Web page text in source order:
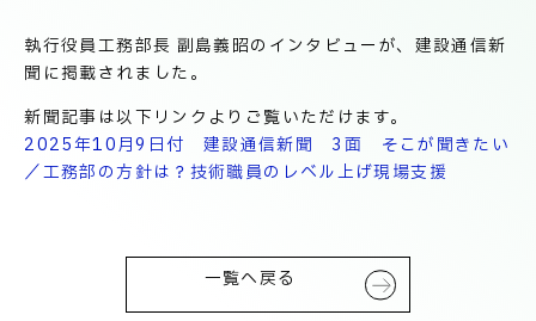
サステナビリティ
ネットワーク
OUR WORKS
施工事例
TECHNICAL INFORMATION
技術情報
PRODUCT INFORMATION
製品情報
執行役員工務部長 副島義昭のインタビューが、建設通信新
聞に掲載されました。
新聞記事は以下リンクよりご覧いただけます。
2025年10月9日付 建設通信新聞 3面 そこが聞きたい
／工務部の方針は？技術職員のレベル上げ現場支援
一覧へ戻る